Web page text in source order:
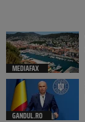
MEDIAFAX
GANDUL.RO